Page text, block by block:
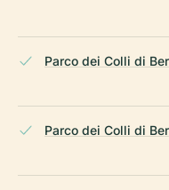
Parco dei Colli di
Parco dei Colli di